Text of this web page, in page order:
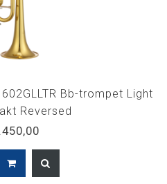
Bb-trompet Light
Reversed